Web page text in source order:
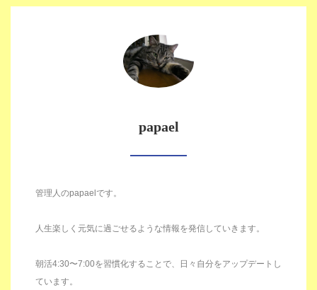
papael
管理人のpapaelです。
人生楽しく元気に過ごせるような情報を発信していきます。
朝活4:30〜7:00を習慣化することで、日々自分をアップデートし
ています。